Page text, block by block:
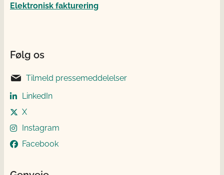
Elektronisk fakturering
Følg os
Tilmeld pressemeddelelser
LinkedIn
X
Instagram
Facebook